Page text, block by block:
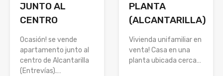
JUNTO AL
CENTRO
Ocasión! se vende
apartamento junto al
centro de Alcantarilla
(Entrevías).…
PLANTA
(ALCANTARILLA)
Vivienda unifamiliar en
venta! Casa en una
planta ubicada cerca…